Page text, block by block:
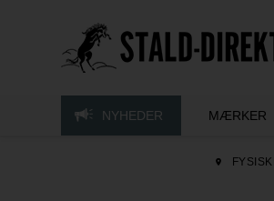
NYHEDER MÆRKER